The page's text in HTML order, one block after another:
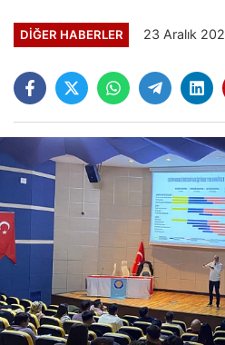
DIĞER HABERLER 23 Aralık